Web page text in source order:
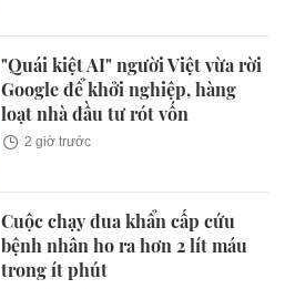
"Quái kiệt AI" người Việt vừa rời
Google để khởi nghiệp, hàng
loạt nhà đầu tư rót vốn
2 giờ trước
Cuộc chạy đua khẩn cấp cứu
bệnh nhân ho ra hơn 2 lít máu
trong ít phút